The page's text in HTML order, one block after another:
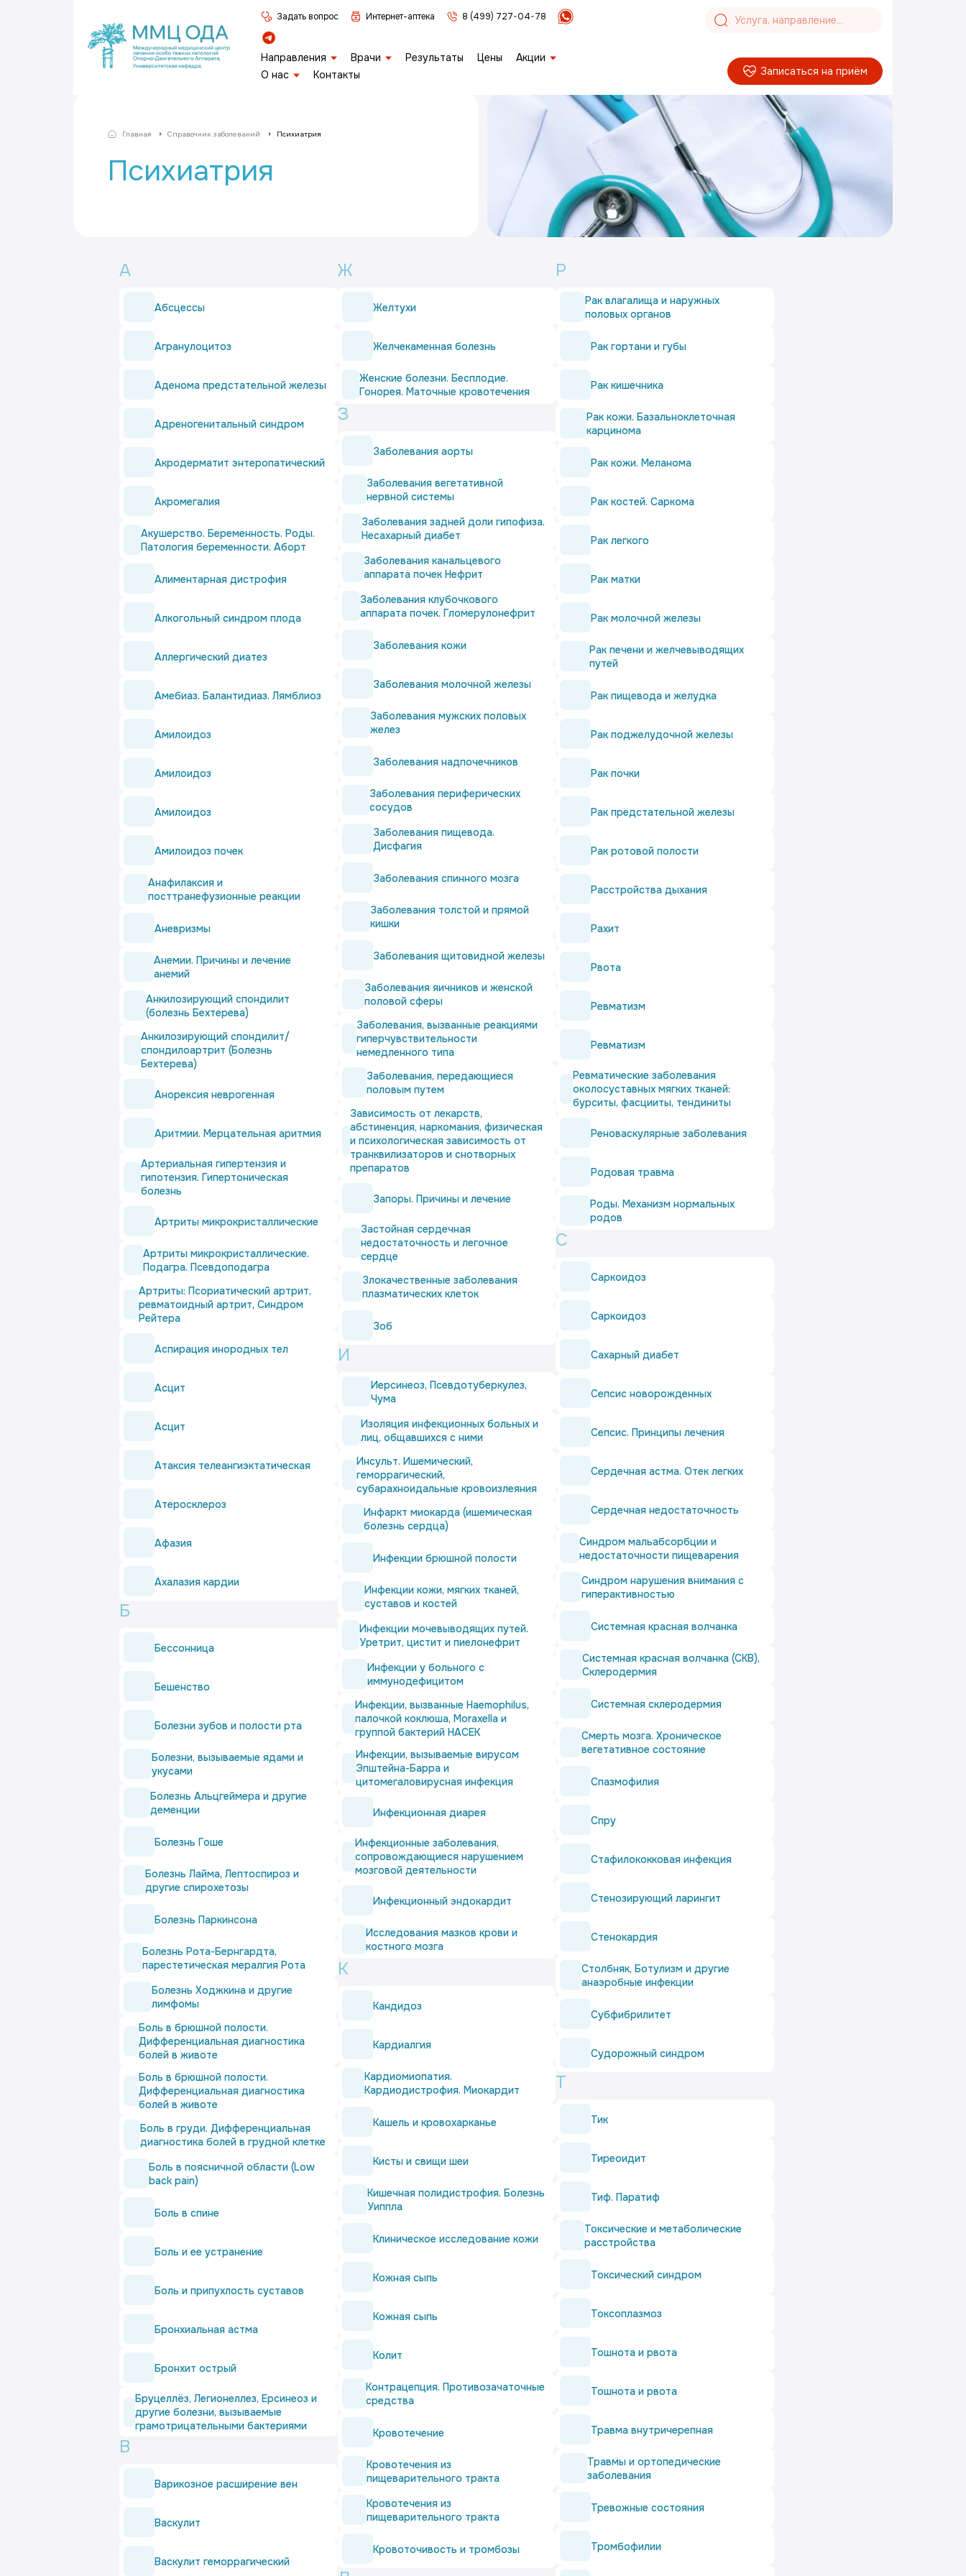
Задать вопрос Интернет-аптека 8 (499) 727-04-78
Направления Врачи Результаты Цены
Акции
О нас
Контакты Записаться на приём
Главная Справочник заболеваний Психиатрия
Психиатрия
А
Абсцессы
Агранулоцитоз
Аденома предстательной железы
Адреногенитальный синдром
Акродерматит энтеропатический
Акромегалия
Акушерство. Беременность. Роды.
Патология беременности. Аборт
Алиментарная дистрофия
Алкогольный синдром плода
Аллергический диатез
Амебиаз. Балантидиаз. Лямблиоз
Амилоидоз
Амилоидоз
Амилоидоз
Амилоидоз почек
Анафилаксия и
посттранефузионные реакции
Аневризмы
Анемии. Причины и лечение
анемий
Анкилозирующий спондилит
(болезнь Бехтерева)
Анкилозирующий спондилит/
спондилоартрит (Болезнь
Бехтерева)
Анорексия неврогенная
Аритмии. Мерцательная аритмия
Артериальная гипертензия и
гипотензия. Гипертоническая
болезнь
Артриты микрокристаллические
Артриты микрокристаллические.
Подагра. Псевдоподагра
Артриты: Псориатический артрит,
ревматоидный артрит, Синдром
Рейтера
Аспирация инородных тел
Асцит
Асцит
Атаксия телеангиэктатическая
Атеросклероз
Афазия
Ахалазия кардии
Б
Бессонница
Бешенство
Болезни зубов и полости рта
Болезни, вызываемые ядами и
укусами
Болезнь Альцгеймера и другие
деменции
Болезнь Гоше
Болезнь Лайма, Лептоспироз и
другие спирохетозы
Болезнь Паркинсона
Болезнь Рота-Бернгардта,
парестетическая мералгия Рота
Болезнь Ходжкина и другие
лимфомы
Боль в брюшной полости.
Дифференциальная диагностика
болей в животе
Боль в брюшной полости.
Дифференциальная диагностика
болей в животе
Боль в груди. Дифференциальная
диагностика болей в грудной клетке
Боль в поясничной области (Low
back pain)
Боль в спине
Боль и ее устранение
Боль и припухлость суставов
Бронхиальная астма
Бронхит острый
Бруцеллёз, Легионеллез, Ерсинеоз и
другие болезни, вызываемые
грамотрицательными бактериями
В
Варикозное расширение вен
Васкулит
Васкулит геморрагический
Ж
Желтухи
Желчекаменная болезнь
Женские болезни. Бесплодие.
Гонорея. Маточные кровотечения
З
Заболевания аорты
Заболевания вегетативной
нервной системы
Заболевания задней доли гипофиза.
Несахарный диабет
Заболевания канальцевого
аппарата почек Нефрит
Заболевания клубочкового
аппарата почек. Гломерулонефрит
Заболевания кожи
Заболевания молочной железы
Заболевания мужских половых
желез
Заболевания надпочечников
Заболевания периферических
сосудов
Заболевания пищевода.
Дисфагия
Заболевания спинного мозга
Заболевания толстой и прямой
кишки
Заболевания щитовидной железы
Заболевания яичников и женской
половой сферы
Заболевания, вызванные реакциями
гиперчувствительности
немедленного типа
Заболевания, передающиеся
половым путем
Зависимость от лекарств,
абстиненция, наркомания, физическая
и психологическая зависимость от
транквилизаторов и снотворных
препаратов
Запоры. Причины и лечение
Застойная сердечная
недостаточность и легочное
сердце
Злокачественные заболевания
плазматических клеток
Зоб
И
Иерсинеоз, Псевдотуберкулез,
Чума
Изоляция инфекционных больных и
лиц, общавшихся с ними
Инсульт. Ишемический,
геморрагический,
субарахноидальные кровоизлеяния
Инфаркт миокарда (ишемическая
болезнь сердца)
Инфекции брюшной полости
Инфекции кожи, мягких тканей,
суставов и костей
Инфекции мочевыводящих путей.
Уретрит, цистит и пиелонефрит
Инфекции у больного с
иммунодефицитом
Инфекции, вызванные Haemophilus,
палочкой коклюша, Moraxella и
группой бактерий НАСЕК
Инфекции, вызываемые вирусом
Эпштейна-Барра и
цитомегаловирусная инфекция
Инфекционная диарея
Инфекционные заболевания,
сопровождающиеся нарушением
мозговой деятельности
Инфекционный эндокардит
Исследования мазков крови и
костного мозга
К
Кандидоз
Кардиалгия
Кардиомиопатия.
Кардиодистрофия. Миокардит
Кашель и кровохарканье
Кисты и свищи шеи
Кишечная полидистрофия. Болезнь
Уиппла
Клиническое исследование кожи
Кожная сыпь
Кожная сыпь
Колит
Контрацепция. Противозачаточные
средства
Кровотечение
Кровотечения из
пищеварительного тракта
Кровотечения из
пищеварительного тракта
Кровоточивость и тромбозы
Р
Рак влагалища и наружных
половых органов
Рак гортани и губы
Рак кишечника
Рак кожи. Базальноклеточная
карцинома
Рак кожи. Меланома
Рак костей. Саркома
Рак легкого
Рак матки
Рак молочной железы
Рак печени и желчевыводящих
путей
Рак пищевода и желудка
Рак поджелудочной железы
Рак почки
Рак предстательной железы
Рак ротовой полости
Расстройства дыхания
Рахит
Рвота
Ревматизм
Ревматизм
Ревматические заболевания
околосуставных мягких тканей:
бурситы, фасцииты, тендиниты
Реноваскулярные заболевания
Родовая травма
Роды. Механизм нормальных
родов
С
Саркоидоз
Саркоидоз
Сахарный диабет
Сепсис новорожденных
Сепсис. Принципы лечения
Сердечная астма. Отек легких
Сердечная недостаточность
Синдром мальабсорбции и
недостаточности пищеварения
Синдром нарушения внимания с
гиперактивностью
Системная красная волчанка
Системная красная волчанка (СКВ),
Склеродермия
Системная склеродермия
Смерть мозга. Хроническое
вегетативное состояние
Спазмофилия
Спру
Стафилококковая инфекция
Стенозирующий ларингит
Стенокардия
Столбняк, Ботулизм и другие
анаэробные инфекции
Субфибрилитет
Судорожный синдром
Т
Тик
Тиреоидит
Тиф. Паратиф
Токсические и метаболические
расстройства
Токсический синдром
Токсоплазмоз
Тошнота и рвота
Тошнота и рвота
Травма внутричерепная
Травмы и ортопедические
заболевания
Тревожные состояния
Тромбофилии